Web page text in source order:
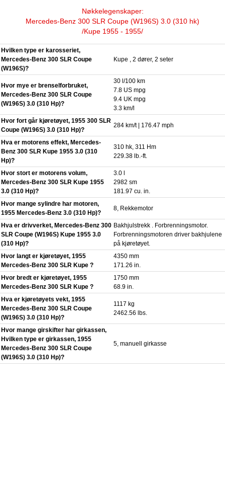
Nøkkelegenskaper:
Mercedes-Benz 300 SLR Coupe (W196S) 3.0 (310 hk)
/Kupe 1955 - 1955/
Hvilken type er karosseriet,
Mercedes-Benz 300 SLR Coupe
(W196S)?
Kupe , 2 dører, 2 seter
Hvor mye er brenselforbruket,
Mercedes-Benz 300 SLR Coupe
(W196S) 3.0 (310 Hp)?
30 l/100 km
7.8 US mpg
9.4 UK mpg
3.3 km/l
Hvor fort går kjøretøyet, 1955 300 SLR
Coupe (W196S) 3.0 (310 Hp)?
284 km/t | 176.47 mph
Hva er motorens effekt, Mercedes-
Benz 300 SLR Kupe 1955 3.0 (310
Hp)?
310 hk, 311 Hm
229.38 lb.-ft.
Hvor stort er motorens volum,
Mercedes-Benz 300 SLR Kupe 1955
3.0 (310 Hp)?
3.0 l
2982 sm
181.97 cu. in.
Hvor mange sylindre har motoren,
1955 Mercedes-Benz 3.0 (310 Hp)?
8, Rekkemotor
Hva er drivverket, Mercedes-Benz 300
SLR Coupe (W196S) Kupe 1955 3.0
(310 Hp)?
Bakhjulstrekk . Forbrenningsmotor.
Forbrenningsmotoren driver bakhjulene
på kjøretøyet.
Hvor langt er kjøretøyet, 1955
Mercedes-Benz 300 SLR Kupe ?
4350 mm
171.26 in.
Hvor bredt er kjøretøyet, 1955
Mercedes-Benz 300 SLR Kupe ?
1750 mm
68.9 in.
Hva er kjøretøyets vekt, 1955
Mercedes-Benz 300 SLR Coupe
(W196S) 3.0 (310 Hp)?
1117 kg
2462.56 lbs.
Hvor mange girskifter har girkassen,
Hvilken type er girkassen, 1955
Mercedes-Benz 300 SLR Coupe
(W196S) 3.0 (310 Hp)?
5, manuell girkasse